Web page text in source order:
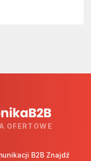
OFERTOWE
B2B Znajdź